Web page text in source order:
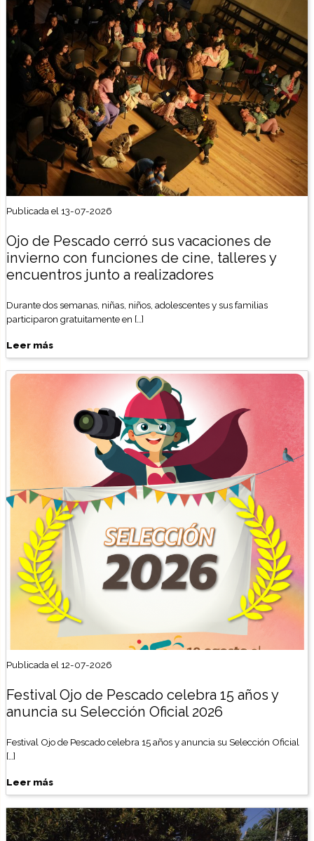
Publicada el 13-07-2026
Ojo de Pescado cerró sus vacaciones de
invierno con funciones de cine, talleres y
encuentros junto a realizadores
Durante dos semanas, niñas, niños, adolescentes y sus familias
participaron gratuitamente en […]
Leer más
Publicada el 12-07-2026
Festival Ojo de Pescado celebra 15 años y
anuncia su Selección Oficial 2026
Festival Ojo de Pescado celebra 15 años y anuncia su Selección Oficial
[…]
Leer más